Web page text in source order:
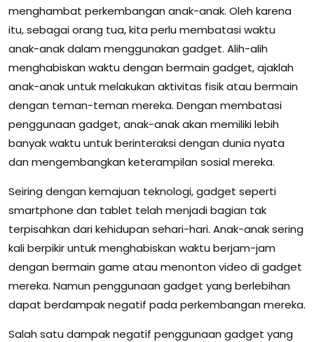
menghambat perkembangan anak-anak. Oleh karena
itu, sebagai orang tua, kita perlu membatasi waktu
anak-anak dalam menggunakan gadget. Alih-alih
menghabiskan waktu dengan bermain gadget, ajaklah
anak-anak untuk melakukan aktivitas fisik atau bermain
dengan teman-teman mereka. Dengan membatasi
penggunaan gadget, anak-anak akan memiliki lebih
banyak waktu untuk berinteraksi dengan dunia nyata
dan mengembangkan keterampilan sosial mereka.
Seiring dengan kemajuan teknologi, gadget seperti
smartphone dan tablet telah menjadi bagian tak
terpisahkan dari kehidupan sehari-hari. Anak-anak sering
kali berpikir untuk menghabiskan waktu berjam-jam
dengan bermain game atau menonton video di gadget
mereka. Namun penggunaan gadget yang berlebihan
dapat berdampak negatif pada perkembangan mereka.
Salah satu dampak negatif penggunaan gadget yang